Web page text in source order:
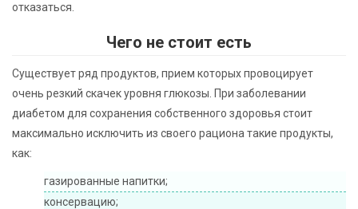
отказаться.
Чего не стоит есть
Существует ряд продуктов, прием которых провоцирует
очень резкий скачек уровня глюкозы. При заболевании
диабетом для сохранения собственного здоровья стоит
максимально исключить из своего рациона такие продукты,
как:
газированные напитки;
консервацию;